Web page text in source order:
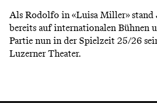
Als Rodolfo in «Luisa Miller» stand
bereits auf internationalen Bühnen
Partie nun in der Spielzeit 25/26
Luzerner Theater.